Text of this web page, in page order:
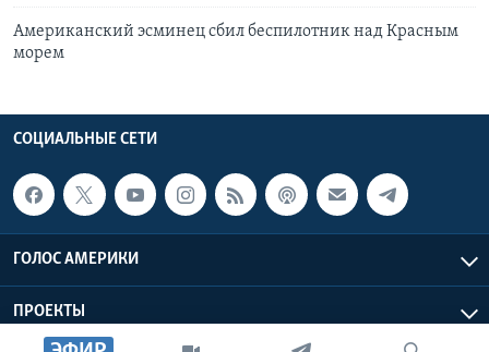
Американский эсминец сбил беспилотник над Красным
морем
СОЦИАЛЬНЫЕ СЕТИ
ГОЛОС АМЕРИКИ
ПРОЕКТЫ